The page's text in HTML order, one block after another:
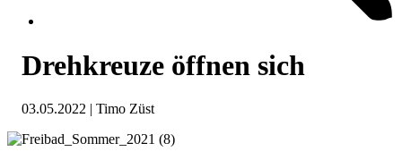
Drehkreuze öffnen sich
03.05.2022 | Timo Züst